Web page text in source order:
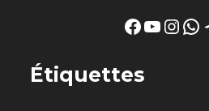
Facebook
YouTube
Étiquettes